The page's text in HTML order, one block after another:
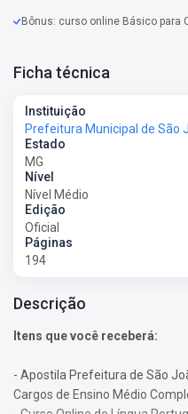
Bônus: curso online Básico para
Ficha técnica
Instituição
Estado
MG
Nível
Nível Médio
Edição
Oficial
Páginas
194
Descrição
Itens que você receberá:
- Apostila Prefeitura de São
Cargos de Ensino Médio